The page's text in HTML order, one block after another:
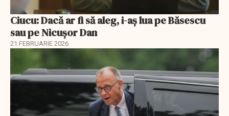
Ciucu: Dacă ar fi să aleg, i-aș lua pe Băsescu
sau pe Nicușor Dan
21 FEBRUARIE 2026